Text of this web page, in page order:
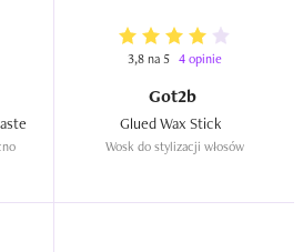
3,8 na 5 4 opinie
Got2b
Wosk do stylizacji włosów